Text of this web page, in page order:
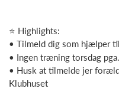
⭐ Highlights:
• Tilmeld dig som hjælper
• Ingen træning torsdag
• Husk at tilmelde jer
Klubhuset